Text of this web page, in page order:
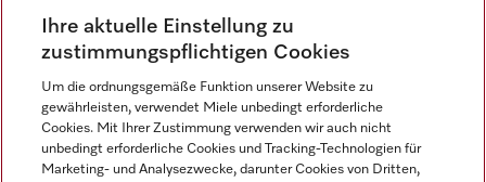
Alle Miele Experience Center anzeigen
Newsletter
Ihre aktuelle Einstellung zu
zustimmungspflichtigen Cookies
Um die ordnungsgemäße Funktion unserer Website zu
gewährleisten, verwendet Miele unbedingt erforderliche
Cookies. Mit Ihrer Zustimmung verwenden wir auch nicht
unbedingt erforderliche Cookies und Tracking-Technologien für
Marketing- und Analysezwecke, darunter Cookies von Dritten,